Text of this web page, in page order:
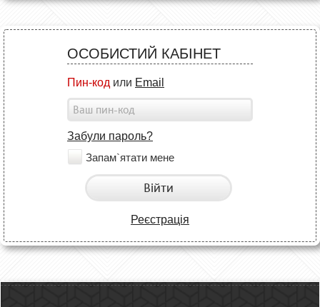
ОСОБИСТИЙ КАБІНЕТ
Пин-код или Email
Забули пароль?
Запам`ятати мене
Війти
Реєстрація